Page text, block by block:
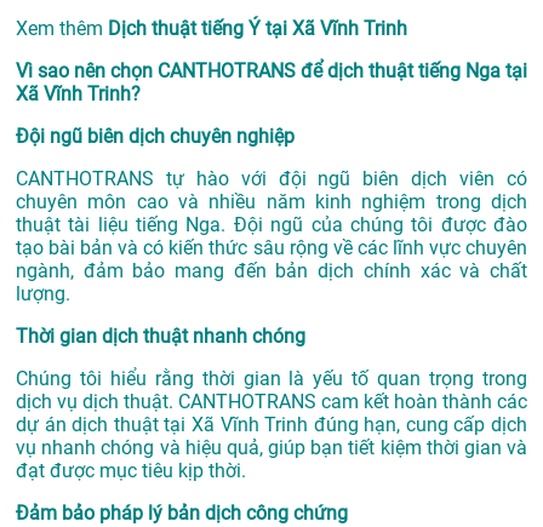
Xem thêm Dịch thuật tiếng Ý tại Xã Vĩnh Trinh
Vì sao nên chọn CANTHOTRANS để dịch thuật tiếng Nga tại
Xã Vĩnh Trinh?
Đội ngũ biên dịch chuyên nghiệp
CANTHOTRANS tự hào với đội ngũ biên dịch viên có
chuyên môn cao và nhiều năm kinh nghiệm trong dịch
thuật tài liệu tiếng Nga. Đội ngũ của chúng tôi được đào
tạo bài bản và có kiến thức sâu rộng về các lĩnh vực chuyên
ngành, đảm bảo mang đến bản dịch chính xác và chất
lượng.
Thời gian dịch thuật nhanh chóng
Chúng tôi hiểu rằng thời gian là yếu tố quan trọng trong
dịch vụ dịch thuật. CANTHOTRANS cam kết hoàn thành các
dự ándịch thuật tại Xã Vĩnh Trinh đúng hạn, cung cấp dịch
vụ nhanh chóng và hiệu quả, giúp bạn tiết kiệm thời gian và
đạt được mục tiêu kịp thời.
Đảm bảo pháp lý bản dịch công chứng